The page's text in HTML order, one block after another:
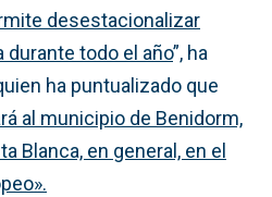
desestacionalizar
todo el año”, ha
ha puntualizado que
al municipio de Benidorm,
Blanca, en general, en el